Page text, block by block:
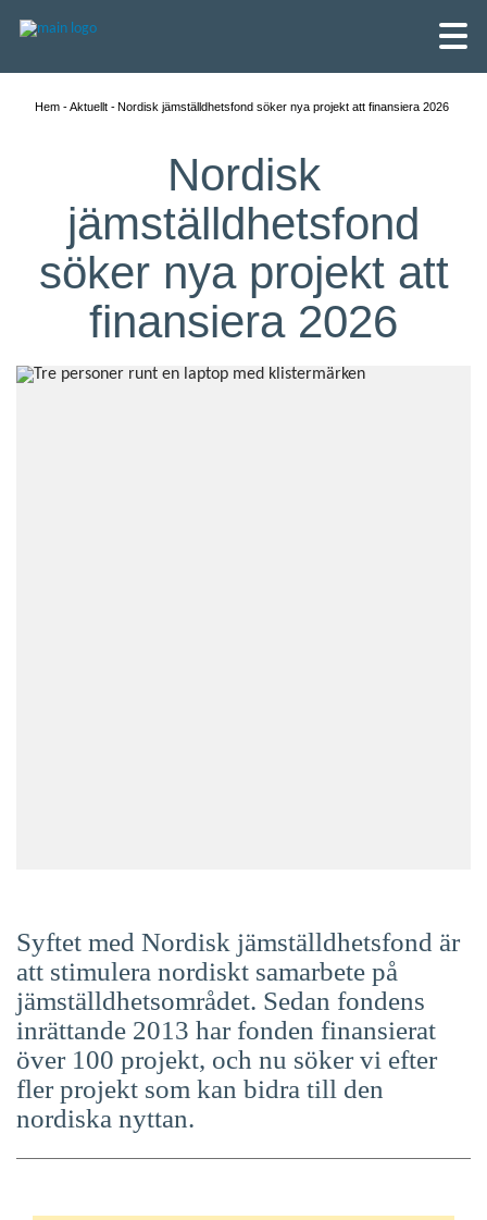
Hem Aktuellt Nordisk jämställdhetsfond söker nya projekt att finansiera 2026
Nordisk
jämställdhetsfond
söker nya projekt att
finansiera 2026
Syftet med Nordisk jämställdhetsfond är
att stimulera nordiskt samarbete på
jämställdhetsområdet. Sedan fondens
inrättande 2013 har fonden finansierat
över 100 projekt, och nu söker vi efter
fler projekt som kan bidra till den
nordiska nyttan.